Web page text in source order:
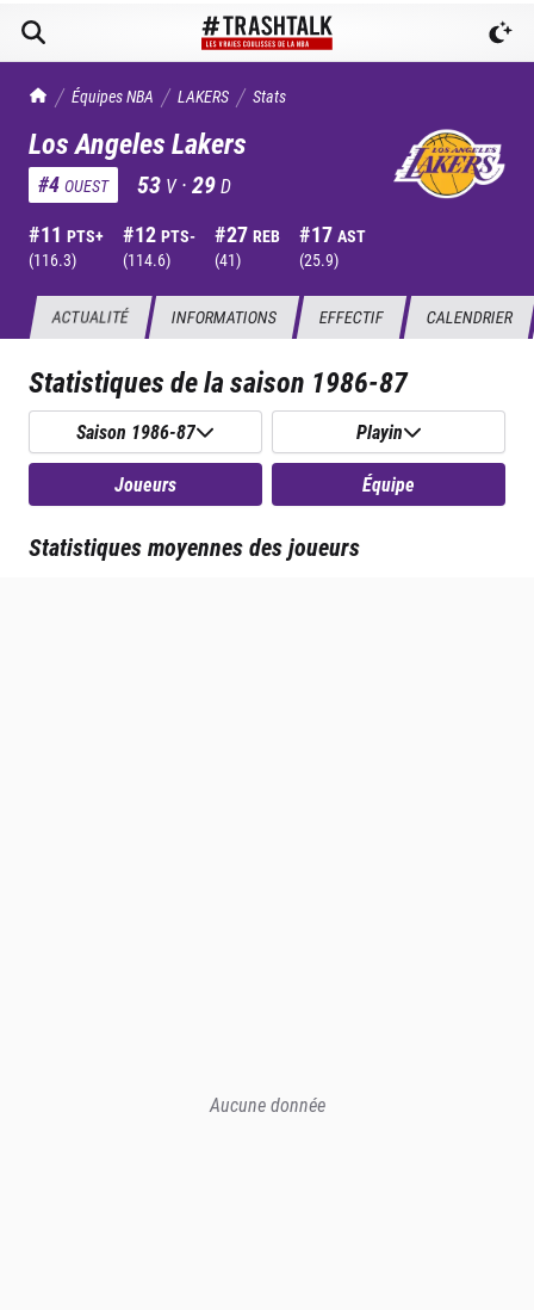
TrashTalk Actu NBA
Équipes NBA LAKERS Stats
Los Angeles Lakers
#4 OUEST 53 V ·29D
#11 PTS+
(116.3)
#12 PTS-
(114.6)
#27 REB
(41)
#17 AST
(25.9)
ACTUALITÉ INFORMATIONS EFFECTIF CALENDRIER
Statistiques de la saison 1986-87
Saison 1986-87 Playin
Joueurs Équipe
Statistiques moyennes des joueurs
Aucune donnée